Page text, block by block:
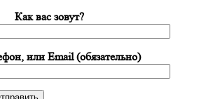
Как вас зовут?
или Email (обязательно)